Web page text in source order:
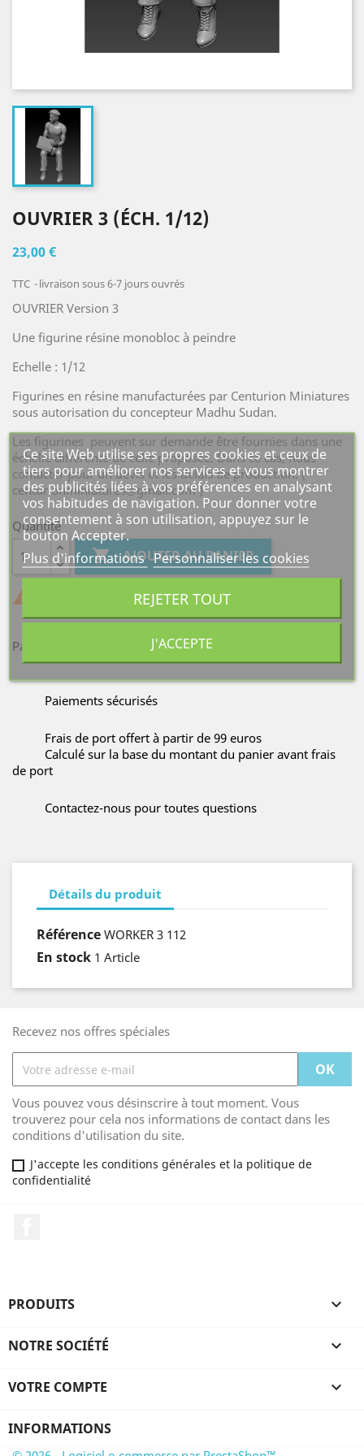
OUVRIER 3 (ÉCH. 1/12)
23,00 €
TTC livraison sous 6-7 jours ouvrés
OUVRIER Version 3
Une figurine résine monobloc à peindre
Echelle : 1/12
Figurines en résine manufacturées par Centurion Miniatures
sous autorisation du concepteur Madhu Sudan.
Les figurines peuvent sur demande être fournies dans une
échelle différente de celle proposée. Dans ce cas, nous
contacter pour un devis et les délais de production. (
centurionminiatures@gmail.com )
Quantité
 AJOUTER AU PANIER
 Derniers articles en stock
Partager
Paiements sécurisés
Frais de port offert à partir de 99 euros
Calculé sur la base du montant du panier avant frais
de port
Contactez-nous pour toutes questions
Détails du produit
Référence WORKER 3 112
En stock 1 Article
Recevez nos offres spéciales
Vous pouvez vous désinscrire à tout moment. Vous
trouverez pour cela nos informations de contact dans les
conditions d'utilisation du site.
J'accepte les conditions générales et la politique de
confidentialité
PRODUITS 
NOTRE SOCIÉTÉ 
VOTRE COMPTE 
INFORMATIONS
Ce site Web utilise ses propres cookies et ceux de
tiers pour améliorer nos services et vous montrer
des publicités liées à vos préférences en analysant
vos habitudes de navigation. Pour donner votre
consentement à son utilisation, appuyez sur le
bouton Accepter.
Plus d'informations Personnaliser les cookies
REJETER TOUT
J'ACCEPTE